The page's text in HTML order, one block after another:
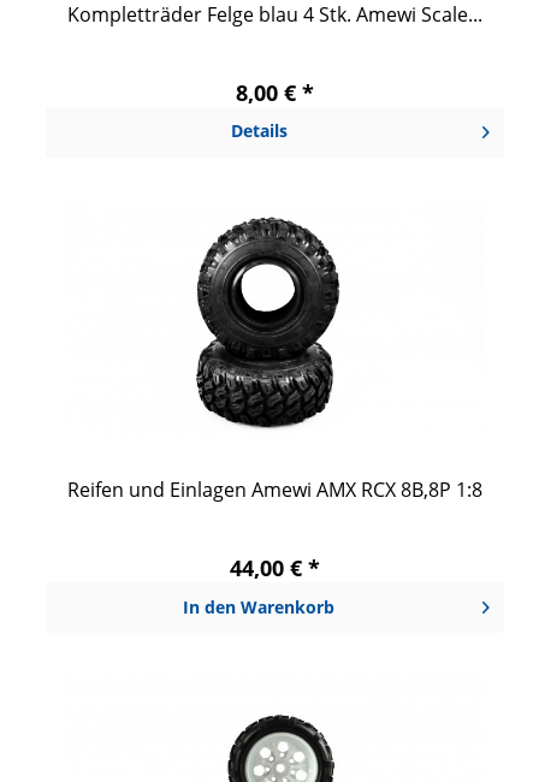
Kompletträder Felge blau 4 Stk. Amewi Scale...
8,00 € *
Details
Reifen und Einlagen Amewi AMX RCX 8B,8P 1:8
44,00 € *
In den Warenkorb